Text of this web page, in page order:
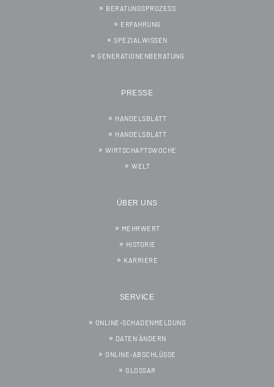
BERATUNGSPROZESS
ERFAHRUNG
SPEZIALWISSEN
GENERATIONENBERATUNG
PRESSE
HANDELSBLATT
HANDELSBLATT
WIRTSCHAFTSWOCHE
WELT
ÜBER UNS
MEHRWERT
HISTORIE
KARRIERE
SERVICE
ONLINE-SCHADENMELDUNG
DATEN ÄNDERN
ONLINE-ABSCHLÜSSE
GLOSSAR